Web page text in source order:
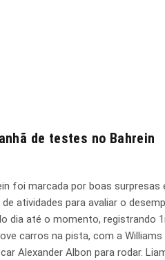
de testes no Bahrein
foi marcada por boas
atividades para avaliar o
dia até o momento, registrando
carros na pista, com a
Alexander Albon para rodar.